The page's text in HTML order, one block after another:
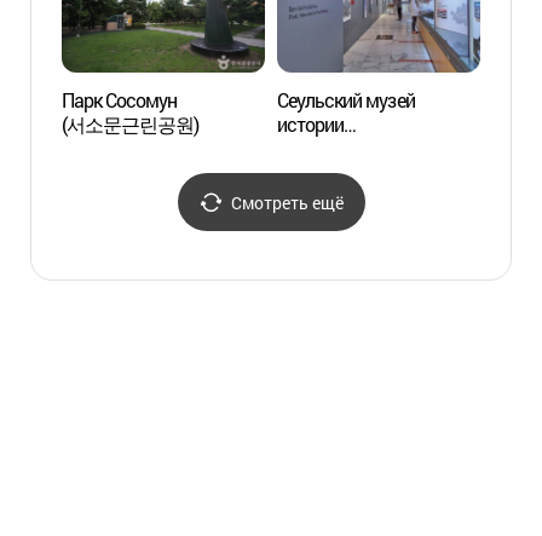
Парк Сосомун
(서소문근린공원)
Сеульский музей
истории
Смотреть ещё